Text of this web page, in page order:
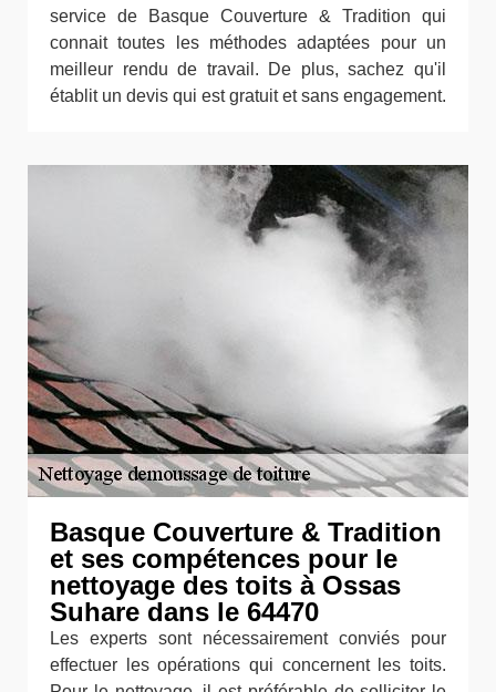
service de Basque Couverture & Tradition qui
connait toutes les méthodes adaptées pour un
meilleur rendu de travail. De plus, sachez qu'il
établit un devis qui est gratuit et sans engagement.
Basque Couverture & Tradition
et ses compétences pour le
nettoyage des toits à Ossas
Suhare dans le 64470
Les experts sont nécessairement conviés pour
effectuer les opérations qui concernent les toits.